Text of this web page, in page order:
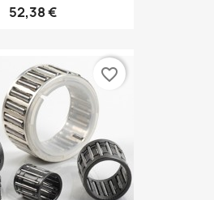
52,38 €
favorite_border